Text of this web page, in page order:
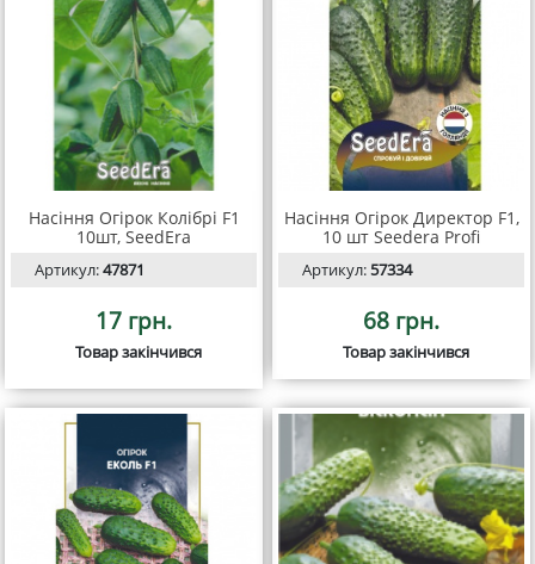
Насіння Огірок Колібрі F1
10шт, SeedEra
Артикул:47871
17 грн.
Товар закінчився
Насіння Огірок Директор F1,
10 шт Seedera Profi
Артикул:57334
68 грн.
Товар закінчився